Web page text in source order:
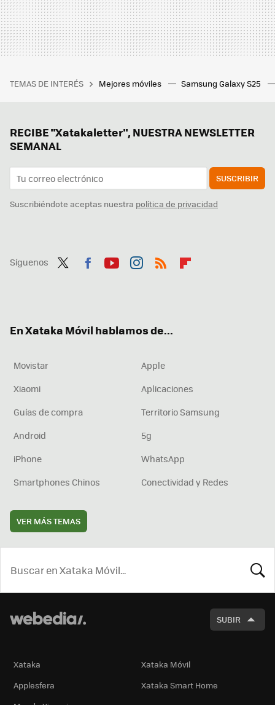
TEMAS DE INTERÉS Mejores móviles Samsung Galaxy S25
RECIBE "Xatakaletter", NUESTRA NEWSLETTER
SEMANAL
SUSCRIBIR
Suscribiéndote aceptas nuestra política de privacidad
Síguenos
En Xataka Móvil hablamos de...
Movistar
Apple
Xiaomi
Aplicaciones
Guías de compra
Territorio Samsung
Android
5g
iPhone
WhatsApp
Smartphones Chinos
Conectividad y Redes
VER MÁS TEMAS
SUBIR
Xataka
Xataka Móvil
Applesfera
Xataka Smart Home